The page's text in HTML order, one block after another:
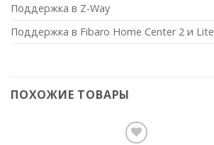
Поддержка в Z-Way
Поддержка в Fibaro Home Center 2 и Lite
ПОХОЖИЕ ТОВАРЫ